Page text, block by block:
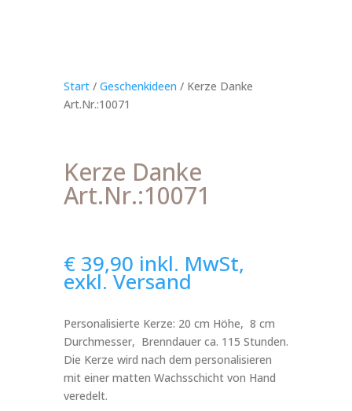
Start/ Geschenkideen / Kerze Danke
Art.Nr.:10071
Kerze Danke
Art.Nr.:10071
€39,90 inkl. MwSt,
exkl. Versand
Personalisierte Kerze: 20 cm Höhe, 8 cm
Durchmesser, Brenndauer ca. 115 Stunden.
Die Kerze wird nach dem personalisieren
mit einer matten Wachsschicht von Hand
veredelt.